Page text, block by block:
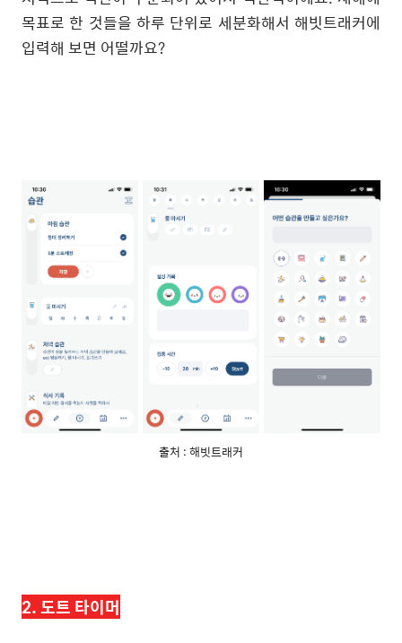
목표로 한 것들을 하루 단위로 세분화해서 해빗트래커에
입력해 보면 어떨까요?
출처 : 해빗트래커
2. 도트 타이머